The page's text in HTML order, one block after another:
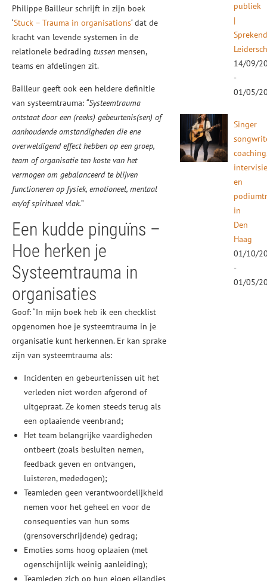
Philippe Bailleur schrijft in zijn boek
‘Stuck – Trauma in organisations‘ dat de
kracht van levende systemen in de
relationele bedrading tussen mensen,
teams en afdelingen zit.
Bailleur geeft ook een heldere definitie
van systeemtrauma: “Systeemtrauma
ontstaat door een (reeks) gebeurtenis(sen) of
aanhoudende omstandigheden die ene
overweldigend effect hebben op een groep,
team of organisatie ten koste van het
vermogen om gebalanceerd te blijven
functioneren op fysiek, emotioneel, mentaal
en/of spiritueel vlak.”
Een kudde pinguïns –
Hoe herken je
Systeemtrauma in
organisaties
Goof: “In mijn boek heb ik een checklist
opgenomen hoe je systeemtrauma in je
organisatie kunt herkennen. Er kan sprake
zijn van systeemtrauma als:
Incidenten en gebeurtenissen uit het
verleden niet worden afgerond of
uitgepraat. Ze komen steeds terug als
een oplaaiende veenbrand;
Het team belangrijke vaardigheden
ontbeert (zoals besluiten nemen,
feedback geven en ontvangen,
luisteren, mededogen);
Teamleden geen verantwoordelijkheid
nemen voor het geheel en voor de
consequenties van hun soms
(grensoverschrijdende) gedrag;
Emoties soms hoog oplaaien (met
ogenschijnlijk weinig aanleiding);
Teamleden zich op hun eigen eilandjes
publiek
|
14/09/
-
01/05/
Singer
en
in
Den
Haag
01/10/
-
01/05/